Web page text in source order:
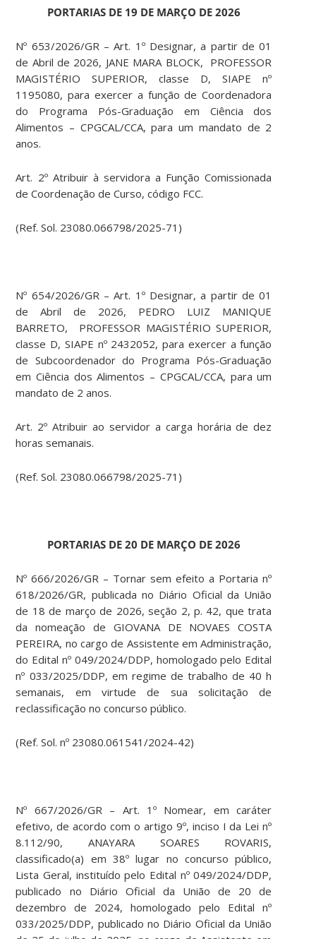
PORTARIAS DE 19 DE MARÇO DE 2026
Nº 653/2026/GR – Art. 1º Designar, a partir de 01
de Abril de 2026, JANE MARA BLOCK, PROFESSOR
MAGISTÉRIO SUPERIOR, classe D, SIAPE nº
1195080, para exercer a função de Coordenadora
do Programa Pós-Graduação em Ciência dos
Alimentos – CPGCAL/CCA, para um mandato de 2
anos.
Art. 2º Atribuir à servidora a Função Comissionada
de Coordenação de Curso, código FCC.
(Ref. Sol. 23080.066798/2025-71)
Nº 654/2026/GR – Art. 1º Designar, a partir de 01
de Abril de 2026, PEDRO LUIZ MANIQUE
BARRETO, PROFESSOR MAGISTÉRIO SUPERIOR,
classe D, SIAPE nº 2432052, para exercer a função
de Subcoordenador do Programa Pós-Graduação
em Ciência dos Alimentos – CPGCAL/CCA, para um
mandato de 2 anos.
Art. 2º Atribuir ao servidor a carga horária de dez
horas semanais.
(Ref. Sol. 23080.066798/2025-71)
PORTARIAS DE 20 DE MARÇO DE 2026
Nº 666/2026/GR – Tornar sem efeito a Portaria nº
618/2026/GR, publicada no Diário Oficial da União
de 18 de março de 2026, seção 2, p. 42, que trata
da nomeação de GIOVANA DE NOVAES COSTA
PEREIRA, no cargo de Assistente em Administração,
do Edital nº 049/2024/DDP, homologado pelo Edital
nº 033/2025/DDP, em regime de trabalho de 40 h
semanais, em virtude de sua solicitação de
reclassificação no concurso público.
(Ref. Sol. nº 23080.061541/2024-42)
Nº 667/2026/GR – Art. 1º Nomear, em caráter
efetivo, de acordo com o artigo 9º, inciso I da Lei nº
8.112/90, ANAYARA SOARES ROVARIS,
classificado(a) em 38º lugar no concurso público,
Lista Geral, instituído pelo Edital nº 049/2024/DDP,
publicado no Diário Oficial da União de 20 de
dezembro de 2024, homologado pelo Edital nº
033/2025/DDP, publicado no Diário Oficial da União